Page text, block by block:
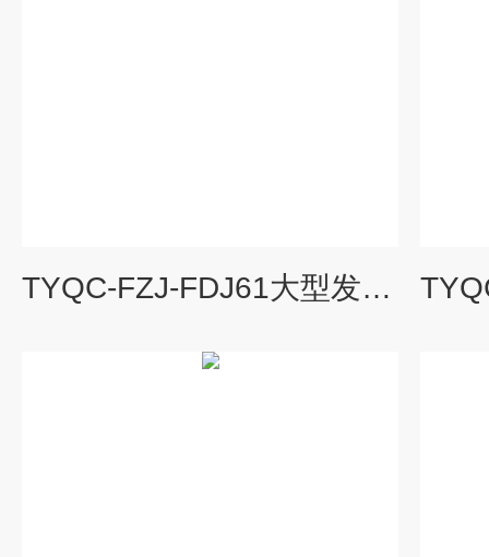
TYQC-FZJ-FDJ61大型发动机拆装翻转架|汽车教学设备